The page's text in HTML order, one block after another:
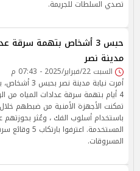
تصدي السلطات للجريمة.
حبس 3 أشخاص بتهمة سرقة
مدينة نصر
السبت 22/فبراير/2025 - 07:43 م
أمرت نيابة
4 أيام بتهمة سرقة عدادات المياه من
تمكنت الأجهزة الأمنية من ضبطهم
باستخدام أسلوب الفك ، وعُثر بحوزتهم
المستخدمة.
المسروقات.